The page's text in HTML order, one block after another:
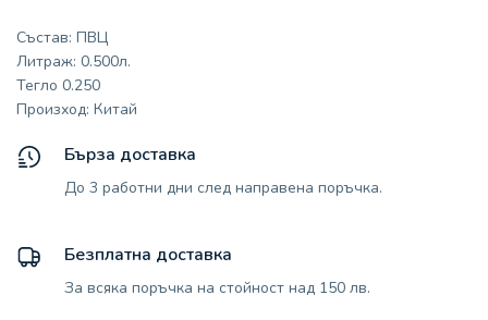
Състав: ПВЦ
Литраж: 0.500л.
Тегло 0.250
Произход: Китай
Бърза доставка
До 3 работни дни след направена поръчка.
Безплатна доставка
За всяка поръчка на стойност над 150 лв.